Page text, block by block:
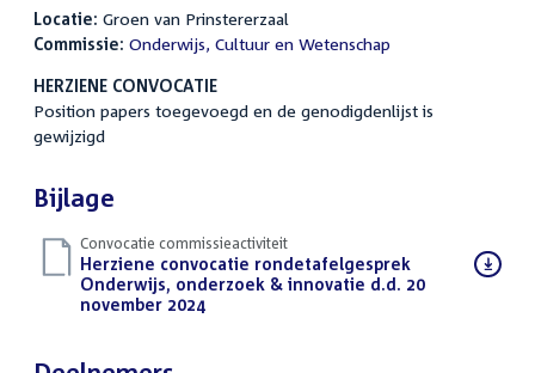
Locatie: Groen van Prinstererzaal
Commissie: Onderwijs, Cultuur en Wetenschap
HERZIENE CONVOCATIE
Position papers toegevoegd en de genodigdenlijst is
gewijzigd
Bijlage
Convocatie commissieactiviteit
Download
bestand:
Herziene convocatie rondetafelgesprek
Onderwijs, onderzoek & innovatie d.d. 20
november 2024(PDF)